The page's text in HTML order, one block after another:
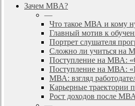
search
Menu
Зачем MBA?
—
Что такое МВА и кому
Главный мотив к
Портрет слушателя
Сложно ли учиться на
Поступление на МВА:
Поступление на МВА:
МВА: взгляд
Карьерные траектории
Рост доходов после МВА